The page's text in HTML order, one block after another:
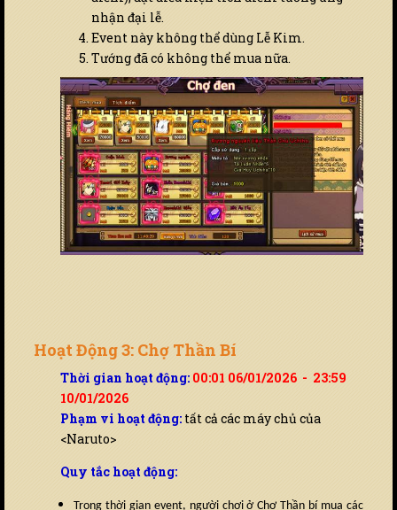
nhận đại lễ.
Event này không thể dùng Lễ Kim.
Tướng đã có không thể mua nữa.
Hoạt Động 3: Chợ Thần Bí
Thời gian hoạt động: 00:01 06/01/2026 - 23:59
10/01/2026
Phạm vi hoạt động: tất cả các máy chủ của
<Naruto>
Quy tắc hoạt động:
Trong thời gian event, người chơi ở Chợ Thần bí mua các